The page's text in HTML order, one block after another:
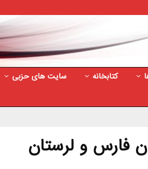
کتابخانه سایت های حزبی
فارس و لرستان